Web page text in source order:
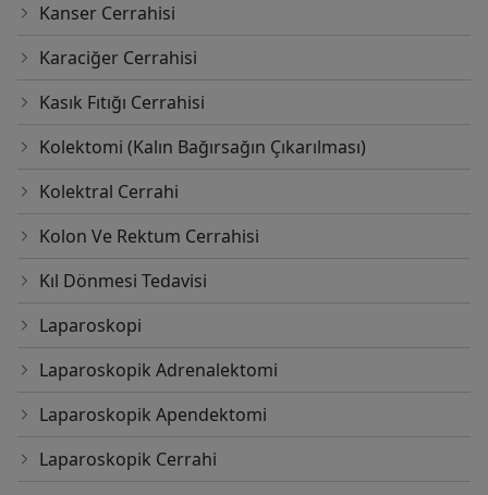
Kanser Cerrahisi
Karaciğer Cerrahisi
Kasık Fıtığı Cerrahisi
Kolektomi (Kalın Bağırsağın Çıkarılması)
Kolektral Cerrahi
Kolon Ve Rektum Cerrahisi
Kıl Dönmesi Tedavisi
Laparoskopi
Laparoskopik Adrenalektomi
Laparoskopik Apendektomi
Laparoskopik Cerrahi